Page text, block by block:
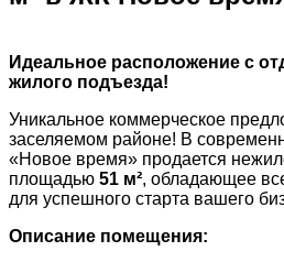
Идеальное расположение с
жилого подъезда!
Уникальное коммерческое
заселяемом районе! В
«Новое время» продается
площадью 51 м², обладающее
для успешного старта вашего
Описание помещения: